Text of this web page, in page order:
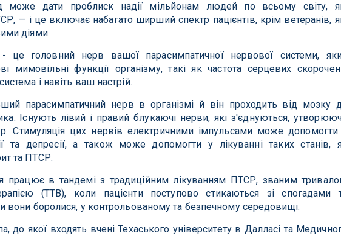
може дати проблиск надії мільйонам людей по всьому світу,
— і це включає набагато ширший спектр пацієнтів, крім ветеранів,
діями.
це головний нерв вашої парасимпатичної нервової системи,
мимовільні функції організму, такі як частота серцевих
і навіть ваш настрій.
парасимпатичний нерв в організмі й він проходить від мозку
Існують лівий і правий блукаючі нерви, які з'єднуються,
Стимуляція цих нервів електричними імпульсами може
та депресії, а також може допомогти у лікуванні таких станів,
та ПТСР.
працює в тандемі з традиційним лікуванням ПТСР, званим
(ТТВ), коли пацієнти поступово стикаються зі спогадами
вони боролися, у контрольованому та безпечному середовищі.
до якої входять вчені Техаського університету в Далласі та